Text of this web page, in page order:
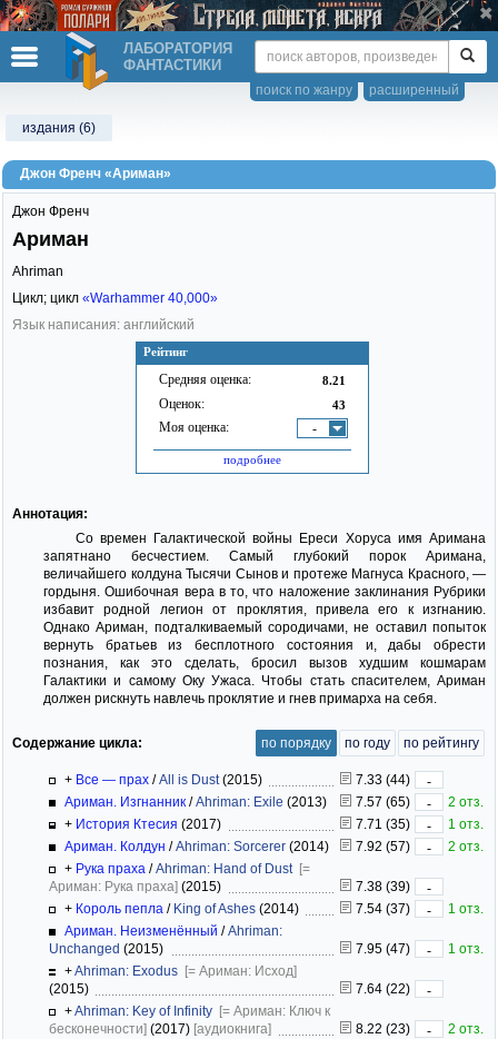
ЛАБОРАТОРИЯ
ФАНТАСТИКИ
расширенный
поиск по жанру
издания (6)
Джон Френч «Ариман»
Рейтинг
Средняя оценка: 8.21
Оценок: 43
Моя оценка: -
подробнее
Джон Френч
Ариман
Ahriman
Цикл; цикл «Warhammer 40,000»
Язык написания: английский
Аннотация:
Со времен Галактической войны Ереси Хоруса имя Аримана
запятнано бесчестием. Самый глубокий порок Аримана,
величайшего колдуна Тысячи Сынов и протеже Магнуса Красного, —
гордыня. Ошибочная вера в то, что наложение заклинания Рубрики
избавит родной легион от проклятия, привела его к изгнанию.
Однако Ариман, подталкиваемый сородичами, не оставил попыток
вернуть братьев из бесплотного состояния и, дабы обрести
познания, как это сделать, бросил вызов худшим кошмарам
Галактики и самому Оку Ужаса. Чтобы стать спасителем, Ариман
должен рискнуть навлечь проклятие и гнев примарха на себя.
Содержание цикла: по порядку по году по рейтингу
+ Все — прах /All is Dust(2015) 7.33 (44)
-
Ариман. Изгнанник /Ahriman: Exile (2013) 7.57 (65) -
2 отз.
+ История Ктесия (2017) 7.71 (35) -
1 отз.
Ариман. Колдун /Ahriman: Sorcerer (2014) 7.92 (57) -
2 отз.
+ Рука праха /Ahriman: Hand of Dust [=
Ариман: Рука праха] (2015) 7.38 (39)
-
+ Король пепла / King of Ashes (2014) 7.54 (37) -
1 отз.
Ариман. Неизменённый /Ahriman:
Unchanged (2015) 7.95 (47) -
1 отз.
+Ahriman: Exodus [= Ариман: Исход]
(2015)
7.64 (22)
-
+Ahriman: Key of Infinity [= Ариман: Ключ к
бесконечности] (2017) [аудиокнига] 8.22 (23) -
2 отз.